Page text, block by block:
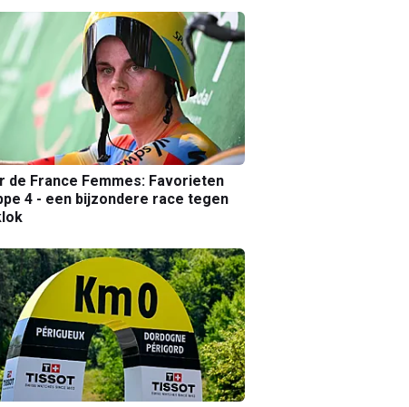
de France Femmes: Favorieten
4 - een bijzondere race tegen